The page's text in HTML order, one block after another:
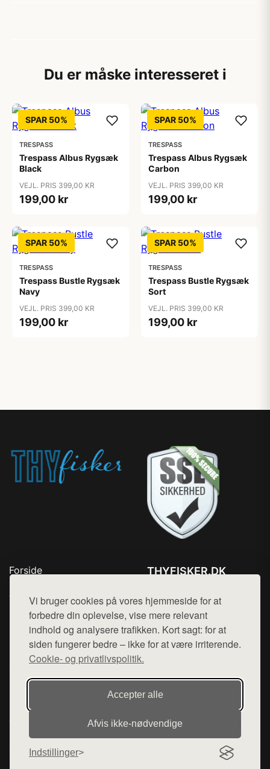
Vi bruger cookies på vores hjemmeside for at
forbedre din oplevelse, vise mere relevant
indhold og analysere trafikken. Kort sagt: for at
siden fungerer bedre – ikke for at være irriterende.
Cookie- og privatlivspolitik.
Accepter alle
Afvis ikke‑nødvendige
Indstillinger
Du er måske interesseret i
SPAR 50%
TRESPASS
Trespass Albus Rygsæk
Black
VEJL. PRIS 399,00 KR
199,00 kr
SPAR 50%
TRESPASS
Trespass Albus Rygsæk
Carbon
VEJL. PRIS 399,00 KR
199,00 kr
SPAR 50%
TRESPASS
Trespass Bustle Rygsæk
Navy
VEJL. PRIS 399,00 KR
199,00 kr
SPAR 50%
TRESPASS
Trespass Bustle Rygsæk
Sort
VEJL. PRIS 399,00 KR
199,00 kr
Forside
Top Rabatter
Kontakt
THYFISKER.DK
Mail: hej@want.dk
Cookie- og privatlivspolitik
Denne side er en del af want.dk, der udgiver en række
hjemmesider med præsentation af forskellige produkter fra
diverse webshops. Der sælges ikke varer fra denne side - vi
henviser til de shops, som sælger varen. Vi har heller ikke
varerne på lager.